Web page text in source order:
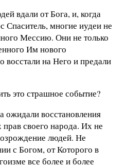
вдали от Бога, и, когда
многие иудеи не
Мессию. Они не только
Им нового
восстали на Него и предали
это страшное событие?
ожидали восстановления
своего народа. Их не
людей. Не
с Богом, от Которого в
все более и более